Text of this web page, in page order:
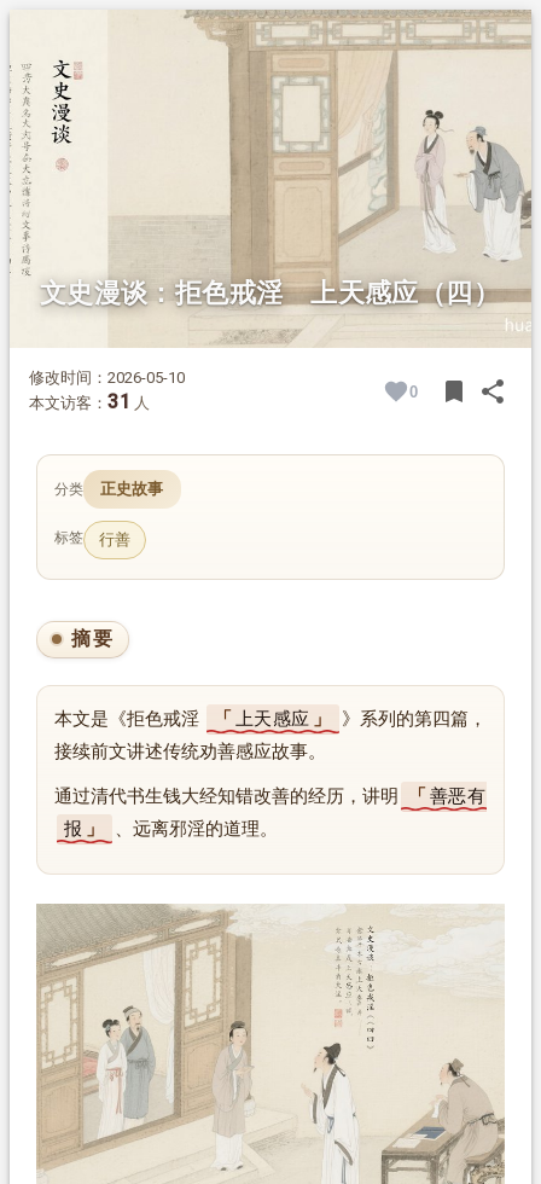
2.1.
文史漫谈：拒色戒淫 上天感应（四）
修改时间：2026-05-10
本文访客： 31 人
0 bookmark share
分类 正史故事
标签 行善
摘要
本文是《拒色戒淫 上天感应
》系列的第四篇，
接续前文讲述传统劝善感应故事。
通过清代书生钱大经知错改善的经历，讲明
善恶有
报
、远离邪淫的道理。